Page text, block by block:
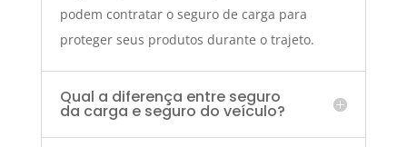
podem contratar o seguro de carga para
proteger seus produtos durante o trajeto.
Qual a diferença entre seguro
da carga e seguro do veículo?